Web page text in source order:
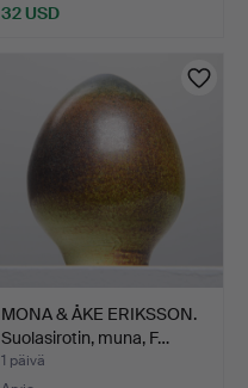
32 USD
MONA & ÅKE ERIKSSON.
Suolasirotin, muna, F…
1 päivä